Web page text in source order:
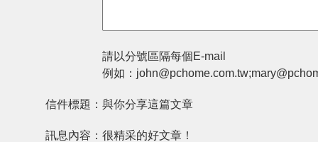
請以分號區隔每個E-mail
例如：
信件標題： 與你分享這篇文章
訊息內容： 很精采的好文章！